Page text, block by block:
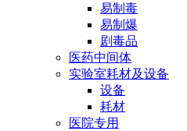
易制毒
易制爆
剧毒品
医药中间体
实验室耗材及设备
设备
耗材
医院专用